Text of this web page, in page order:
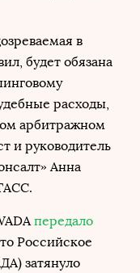
в
будет обязана
расходы,
арбитражном
и руководитель
Анна
передало
Российское
затянуло